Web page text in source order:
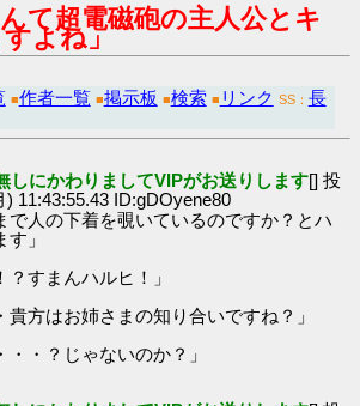
て超電磁砲の主人公とキ
よね」
■作者一覧 ■掲示板 ■検索 ■ リンク SS： 長
しにかわりましてVIPがお送りします[] 投
) 11:43:55.43 ID:gDOyene80
で人の下着を覗いているのですか？とハ
」
すまんハルヒ！」
貴方はお姉さまの知り合いですね？」
・？じゃないのか？」